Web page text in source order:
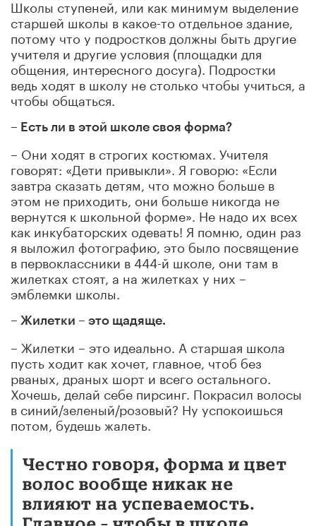
Школы ступеней, или как минимум выделение
старшей школы в какое-то отдельное здание,
потому что у подростков должны быть другие
учителя и другие условия (площадки для
общения, интересного досуга). Подростки
ведь ходят в школу не столько чтобы учиться, а
чтобы общаться.
– Есть ли в этой школе своя форма?
– Они ходят в строгих костюмах. Учителя
говорят: «Дети привыкли». Я говорю: «Если
завтра сказать детям, что можно больше в
этом не приходить, они больше никогда не
вернутся к школьной форме». Не надо их всех
как инкубаторских одевать! Я помню, один раз
я выложил фотографию, это было посвящение
в первоклассники в 444-й школе, они там в
жилетках стоят, а на жилетках у них –
эмблемки школы.
– Жилетки – это щадяще.
– Жилетки – это идеально. А старшая школа
пусть ходит как хочет, главное, чтоб без
рваных, драных шорт и всего остального.
Хочешь, делай себе пирсинг. Покрасил волосы
в синий/зеленый/розовый? Ну успокоишься
потом, будешь жалеть.
Честно говоря, форма и цвет
волос вообще никак не
влияют на успеваемость.